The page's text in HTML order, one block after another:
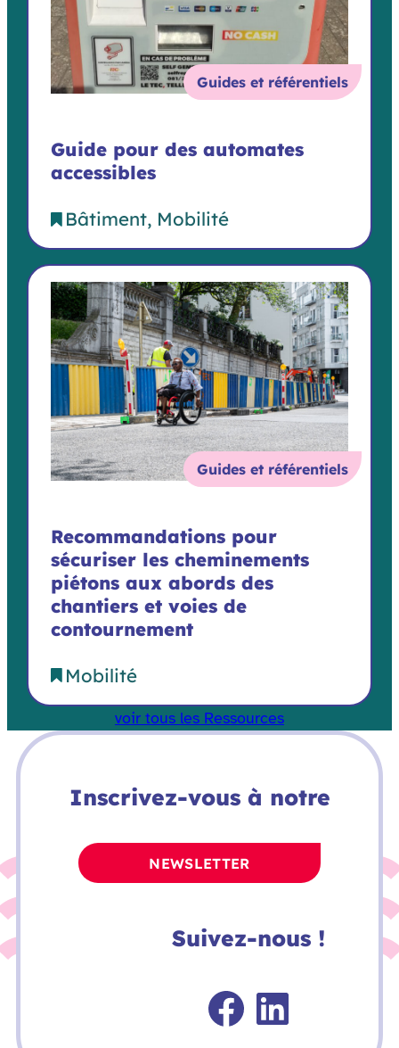
Guides et référentiels
Guide pour des automates
accessibles
Bâtiment Mobilité
Guides et référentiels
Recommandations pour
sécuriser les cheminements
piétons aux abords des
chantiers et voies de
contournement
Mobilité
voir tous les Ressources
Inscrivez-vous à notre
NEWSLETTER
Suivez-nous !